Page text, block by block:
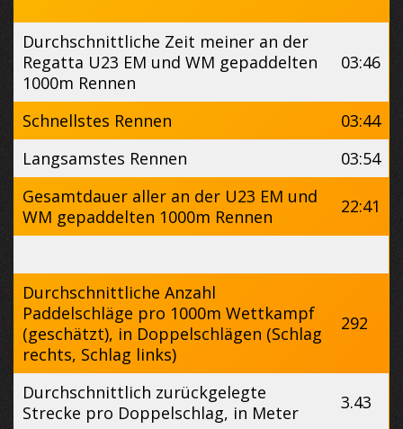
Durchschnittliche Zeit meiner an der
Regatta U23 EM und WM gepaddelten
1000m Rennen
03:46
Schnellstes Rennen
03:44
Langsamstes Rennen
03:54
Gesamtdauer aller an der U23 EM und
WM gepaddelten 1000m Rennen
22:41
Durchschnittliche Anzahl
Paddelschläge pro 1000m Wettkampf
(geschätzt), in Doppelschlägen (Schlag
rechts, Schlag links)
292
Durchschnittlich zurückgelegte
Strecke pro Doppelschlag, in Meter
3.43